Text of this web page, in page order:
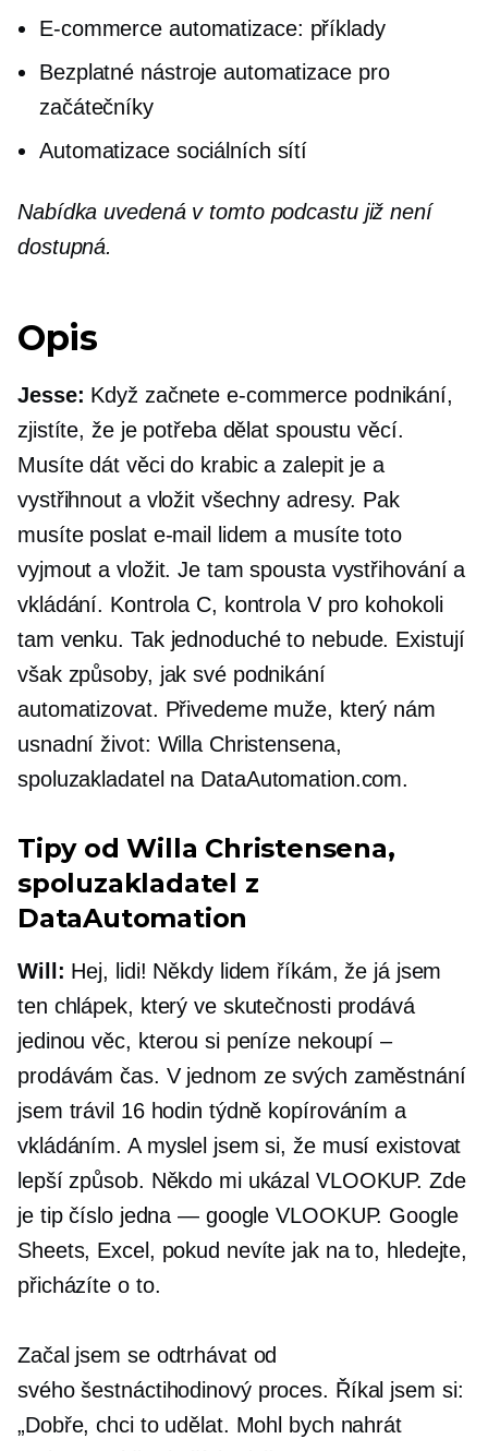
E-commerce automatizace: příklady
Bezplatné nástroje automatizace pro
začátečníky
Automatizace sociálních sítí
Nabídka uvedená v tomto podcastu již není
dostupná.
Opis
Jesse: Když začnetee-commerce podnikání,
zjistíte, že je potřeba dělat spoustu věcí.
Musíte dát věci do krabic a zalepit je a
vystřihnout a vložit všechny adresy. Pak
musíte poslat e-mail lidem a musíte toto
vyjmout a vložit. Je tam spousta vystřihování a
vkládání. Kontrola C, kontrola V pro kohokoli
tam venku. Tak jednoduché to nebude. Existují
však způsoby, jak své podnikání
automatizovat. Přivedeme muže, který nám
usnadní život: Willa Christensena,
spoluzakladatel na DataAutomation.com.
Tipy od Willa Christensena,
spoluzakladatel z
DataAutomation
Will: Hej, lidi! Někdy lidem říkám, že já jsem
ten chlápek, který ve skutečnosti prodává
jedinou věc, kterou si peníze nekoupí –
prodávám čas. V jednom ze svých zaměstnání
jsem trávil 16 hodin týdně kopírováním a
vkládáním. A myslel jsem si, že musí existovat
lepší způsob. Někdo mi ukázal VLOOKUP. Zde
je tip číslo jedna — google VLOOKUP. Google
Sheets, Excel, pokud nevíte jak na to, hledejte,
přicházíte o to.
Začal jsem se odtrhávat od
svéhošestnáctihodinovýproces. Říkal jsem si:
„Dobře, chci to udělat. Mohl bych nahrát